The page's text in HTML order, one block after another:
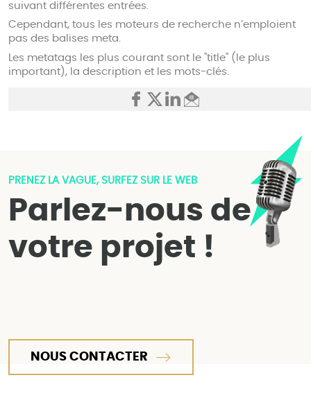
suivant différentes entrées.
Cependant, tous les moteurs de recherche n’emploient
pas des balises meta.
Les metatags les plus courant sont le "title" (le plus
important), la description et les mots-clés.
PRENEZ LA VAGUE, SURFEZ SUR LE WEB
Parlez-nous de
votre projet !
NOUS CONTACTER